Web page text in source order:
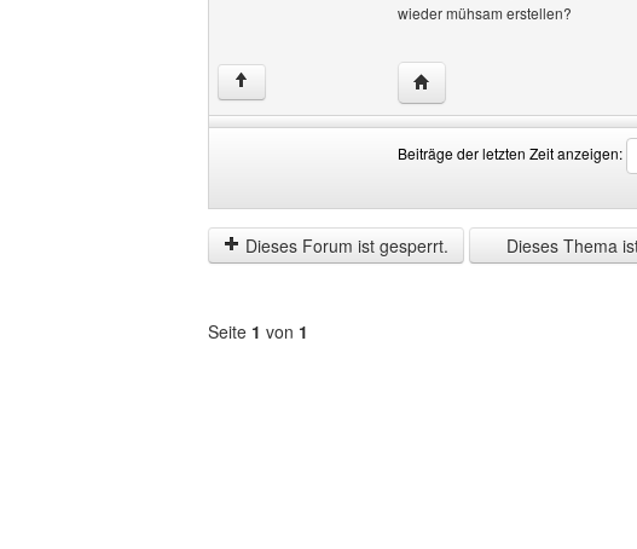
wieder mühsam erstellen?
↑ Website dieses Benutzers
Beiträge der letzten Zeit anzeigen:
der
letzten
Zeit
by
Dieses Forum ist gesperrt.
Dieses Thema
Seite 1 von 1